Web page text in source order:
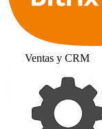
Ventas y CRM